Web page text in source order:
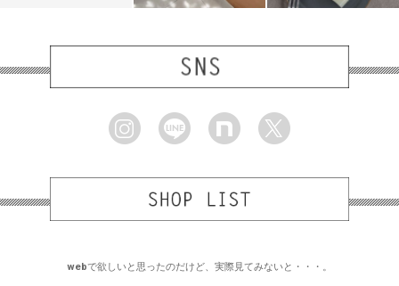
webで欲しいと思ったのだけど、実際見てみないと・・・。